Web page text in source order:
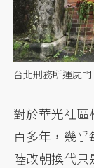
台北刑務所運屍
對於華光社
百多年，幾
陸改朝換代